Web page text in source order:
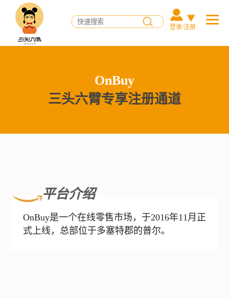
登录/注册
OnBuy
三头六臂专享注册通道
平台介绍
OnBuy是一个在线零售市场，于2016年11月正
式上线，总部位于多塞特郡的普尔。